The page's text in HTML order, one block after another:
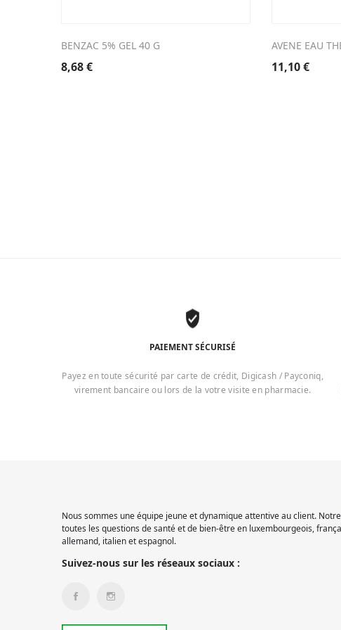
BENZAC 5% GEL 40 G
8,68€
AVENE EAU
11,10€
PAIEMENT SÉCURISÉ
Payez en toute sécurité par carte de crédit, Digicash / Payconiq,
virement bancaire ou lors de la votre visite en pharmacie.
Nous sommes une équipe jeune et dynamique attentive au client.
toutes les questions de santé et de bien-être en luxembourgeois,
allemand, italien et espagnol.
Suivez-nous sur les réseaux sociaux :